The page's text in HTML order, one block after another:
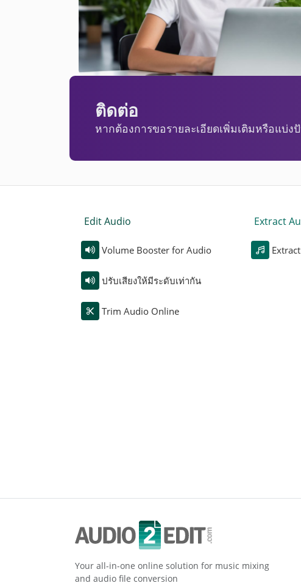
ติดต่อ
หากต้องการขอรายละเอียดเพิ่มเติมหรือแบ่
Edit Audio
Volume Booster for Audio
ปรับเสียงให้มีระดับเท่ากัน
Trim Audio Online
Extract
Your all-in-one online solution for music mixing
and audio file conversion